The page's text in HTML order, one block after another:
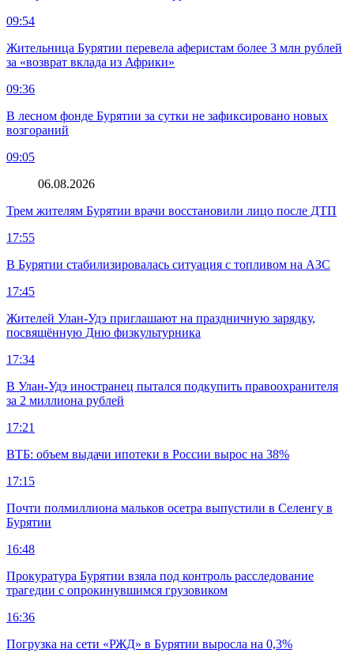
09:54
Жительница Бурятии перевела аферистам более 3 млн рублей
за «возврат вклада из Африки»
09:36
В лесном фонде Бурятии за сутки не зафиксировано новых
возгораний
09:05
06.08.2026
Трем жителям Бурятии врачи восстановили лицо после ДТП
17:55
В Бурятии стабилизировалась ситуация с топливом на АЗС
17:45
Жителей Улан-Удэ приглашают на праздничную зарядку,
посвящённую Дню физкультурника
17:34
В Улан-Удэ иностранец пытался подкупить правоохранителя
за 2 миллиона рублей
17:21
ВТБ: объем выдачи ипотеки в России вырос на 38%
17:15
Почти полмиллиона мальков осетра выпустили в Селенгу в
Бурятии
16:48
Прокуратура Бурятии взяла под контроль расследование
трагедии с опрокинувшимся грузовиком
16:36
Погрузка на сети «РЖД» в Бурятии выросла на 0,3%